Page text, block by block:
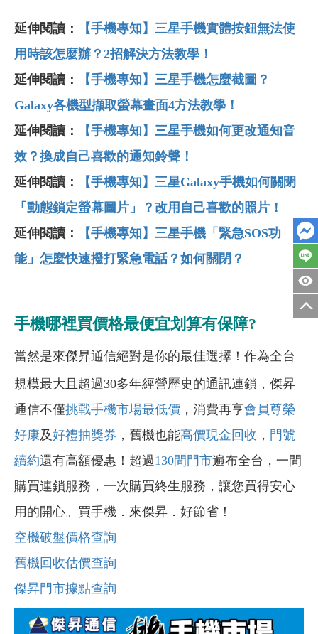
延伸閱讀：
【手機專知】三星手機實體按鈕無法使
用時該怎麼辦？2招解決方法教學！
延伸閱讀：
【手機專知】三星手機怎麼截圖？
Galaxy各機型擷取螢幕畫面4方法教學！
延伸閱讀：
【手機專知】三星手機如何更改通知音
效？換成自己喜歡的通知鈴聲！
延伸閱讀：
【手機專知】三星Galaxy手機如何關閉
「動態鎖定螢幕圖片」？改用自己喜歡的照片！
延伸閱讀：
【手機專知】三星手機「緊急SOS功
能」怎麼快速撥打緊急電話？如何關閉？
手機哪裡買價格最便宜划算有保障?
當然是來傑昇通信絕對是你的最佳選擇！作為全台
規模最大且超過30多年經營歷史的通訊連鎖，傑昇
通信不僅挑戰手機市場最低價 ，消費再享會員尊榮
好康及好禮抽獎券 ，舊機也能高價現金回收 ， 門號
續約還有高額優惠！超過130間門市遍布全台，一間
購買連鎖服務，一次購買終生服務，讓您買得安心
用的開心。買手機．來傑昇．好節省！
空機破盤價格查詢
舊機回收估價查詢
傑昇門市據點查詢